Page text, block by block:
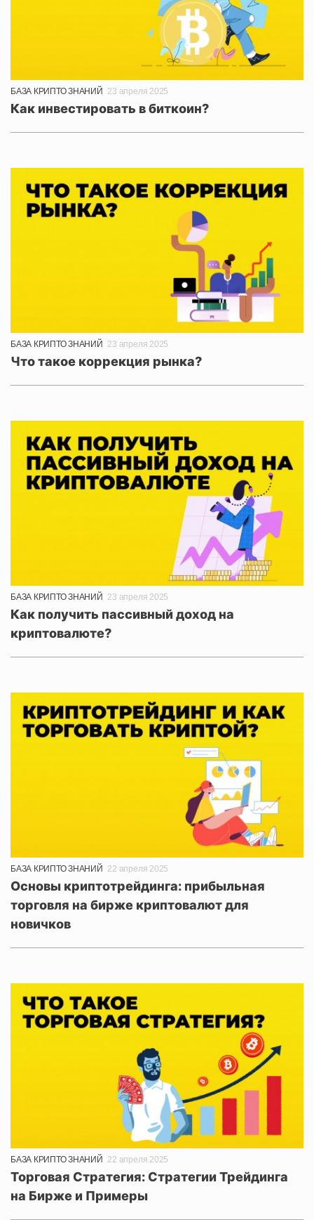
БАЗА КРИПТО ЗНАНИЙ 23 апреля 2025
Как инвестировать в биткоин?
БАЗА КРИПТО ЗНАНИЙ 23 апреля 2025
Что такое коррекция рынка?
БАЗА КРИПТО ЗНАНИЙ 23 апреля 2025
Как получить пассивный доход на
криптовалюте?
БАЗА КРИПТО ЗНАНИЙ 22 апреля 2025
Основы криптотрейдинга: прибыльная
торговля на бирже криптовалют для
новичков
БАЗА КРИПТО ЗНАНИЙ 22 апреля 2025
Торговая Стратегия: Стратегии Трейдинга
на Бирже и Примеры